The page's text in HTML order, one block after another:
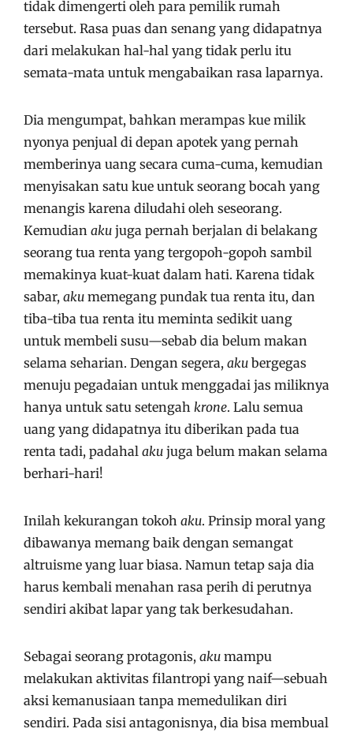
tidak dimengerti oleh para pemilik rumah
tersebut. Rasa puas dan senang yang didapatnya
dari melakukan hal-hal yang tidak perlu itu
semata-mata untuk mengabaikan rasa laparnya.
Dia mengumpat, bahkan merampas kue milik
nyonya penjual di depan apotek yang pernah
memberinya uang secara cuma-cuma, kemudian
menyisakan satu kue untuk seorang bocah yang
menangis karena diludahi oleh seseorang.
Kemudian aku juga pernah berjalan di belakang
seorang tua renta yang tergopoh-gopoh sambil
memakinya kuat-kuat dalam hati. Karena tidak
sabar, aku memegang pundak tua renta itu, dan
tiba-tiba tua renta itu meminta sedikit uang
untuk membeli susu—sebab dia belum makan
selama seharian. Dengan segera, aku bergegas
menuju pegadaian untuk menggadai jas miliknya
hanya untuk satu setengah krone. Lalu semua
uang yang didapatnya itu diberikan pada tua
renta tadi, padahal aku juga belum makan selama
berhari-hari!
Inilah kekurangan tokoh aku. Prinsip moral yang
dibawanya memang baik dengan semangat
altruisme yang luar biasa. Namun tetap saja dia
harus kembali menahan rasa perih di perutnya
sendiri akibat lapar yang tak berkesudahan.
Sebagai seorang protagonis, aku mampu
melakukan aktivitas filantropi yang naif—sebuah
aksi kemanusiaan tanpa memedulikan diri
sendiri. Pada sisi antagonisnya, dia bisa membual